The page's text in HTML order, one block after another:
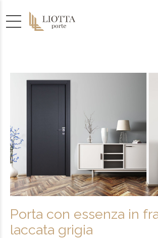
Porta con essenza in
laccata grigia